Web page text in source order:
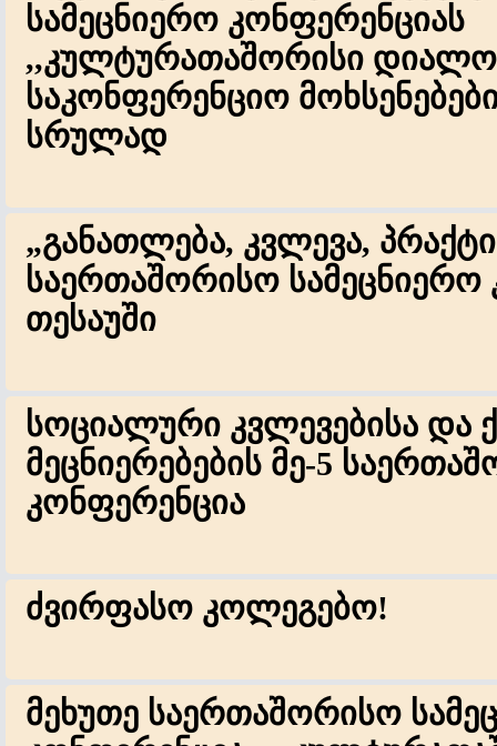
სამეცნიერო კონფერენციას
,,კულტურათაშორისი
საკონფერენციო
სრულად
„განათლება, კვლევა,
საერთაშორისო სამეცნიერო
თესაუში
სოციალური კვლევებისა და
მეცნიერებების მე-5
კონფერენცია
ძვირფასო კოლეგებო!
მეხუთე საერთაშორისო